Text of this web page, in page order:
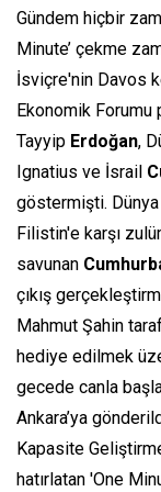
Gündem hiçbir
Minute’ çekme
İsviçre'nin Davos
Ekonomik Forumu
Tayyip Erdoğan,
Ignatius ve İsrail
göstermişti.
Filistin'e karşı
savunan
çıkış
Mahmut Şahin
hediye edilmek
gecede canla
Ankara’ya
Kapasite
hatırlatan 'One